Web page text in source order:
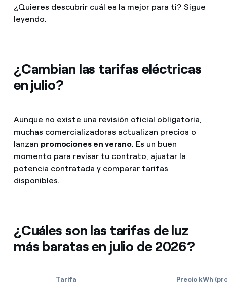
¿Quieres descubrir cuál es la mejor para ti? Sigue
leyendo.
¿Cambian las tarifas eléctricas
en julio?
Aunque no existe una revisión oficial obligatoria,
muchas comercializadoras actualizan precios o
lanzan promociones en verano. Es un buen
momento para revisar tu contrato, ajustar la
potencia contratada y comparar tarifas
disponibles.
¿Cuáles son las tarifas de luz
más baratas en julio de 2026?
Tarifa Precio kWh